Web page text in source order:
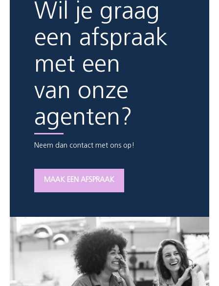
Wil je graag
een afspraak
met een
van onze
agenten?
Neem dan contact met ons op!
MAAK EEN AFSPRAAK